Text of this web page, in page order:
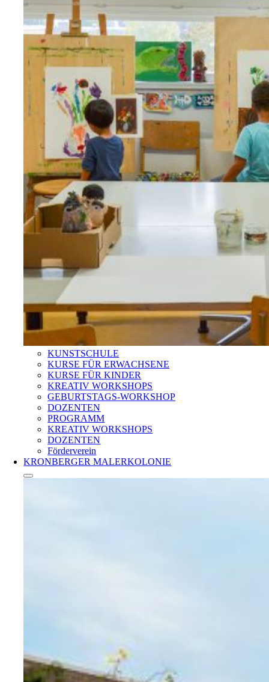
KUNSTSCHULE
KURSE FÜR ERWACHSENE
KURSE FÜR KINDER
KREATIV WORKSHOPS
GEBURTSTAGS-WORKSHOP
DOZENTEN
PROGRAMM
KREATIV WORKSHOPS
DOZENTEN
Förderverein
KRONBERGER MALERKOLONIE